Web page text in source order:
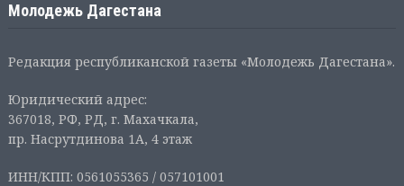
Молодежь Дагестана
Редакция республиканской газеты «Молодежь Дагестана».
Юридический адрес:
367018, РФ, РД, г. Махачкала,
пр. Насрутдинова 1А, 4 этаж
ИНН/КПП: 0561055365 / 057101001